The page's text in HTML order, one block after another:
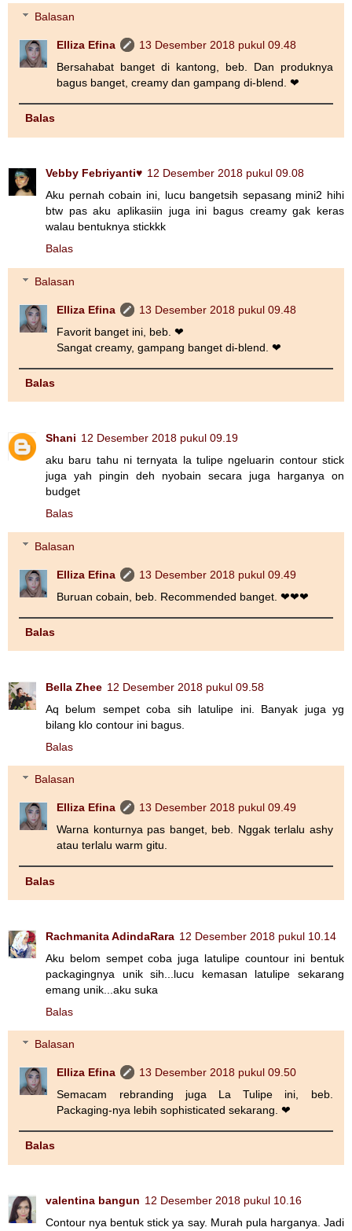
Balasan
Elliza Efina
13 Desember 2018 pukul 09.48
Bersahabat banget di kantong, beb. Dan produknya
bagus banget, creamy dan gampang di-blend. ❤
Balas
Vebby Febriyanti♥ 12 Desember 2018 pukul 09.08
Aku pernah cobain ini, lucu bangetsih sepasang mini2 hihi
btw pas aku aplikasiin juga ini bagus creamy gak keras
walau bentuknya stickkk
Balas
Balasan
Elliza Efina
13 Desember 2018 pukul 09.48
Favorit banget ini, beb. ❤
Sangat creamy, gampang banget di-blend. ❤
Balas
Shani 12 Desember 2018 pukul 09.19
aku baru tahu ni ternyata la tulipe ngeluarin contour stick
juga yah pingin deh nyobain secara juga harganya on
budget
Balas
Balasan
Elliza Efina
13 Desember 2018 pukul 09.49
Buruan cobain, beb. Recommended banget. ❤❤❤
Balas
Bella Zhee 12 Desember 2018 pukul 09.58
Aq belum sempet coba sih latulipe ini. Banyak juga yg
bilang klo contour ini bagus.
Balas
Balasan
Elliza Efina
13 Desember 2018 pukul 09.49
Warna konturnya pas banget, beb. Nggak terlalu ashy
atau terlalu warm gitu.
Balas
Rachmanita AdindaRara 12 Desember 2018 pukul 10.14
Aku belom sempet coba juga latulipe countour ini bentuk
packagingnya unik sih...lucu kemasan latulipe sekarang
emang unik...aku suka
Balas
Balasan
Elliza Efina
13 Desember 2018 pukul 09.50
Semacam rebranding juga La Tulipe ini, beb.
Packaging-nya lebih sophisticated sekarang. ❤
Balas
valentina bangun 12 Desember 2018 pukul 10.16
Contour nya bentuk stick ya say. Murah pula harganya. Jadi